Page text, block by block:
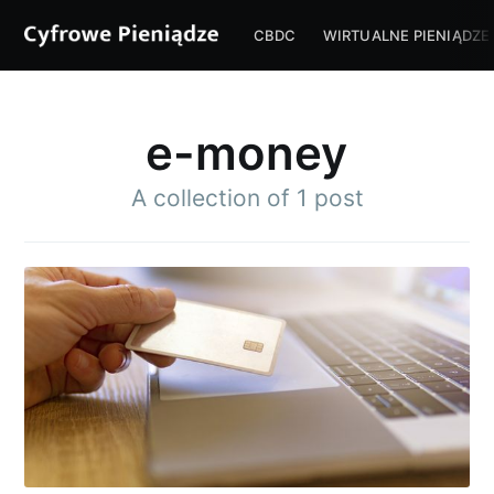
CBDC WIRTUALNE PIENIĄDZE
e-money
A collection of 1 post